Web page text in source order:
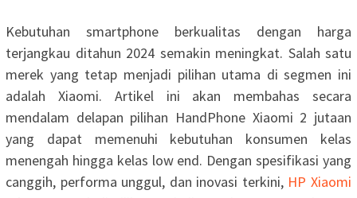
Kebutuhan smartphone berkualitas dengan harga
terjangkau ditahun 2024 semakin meningkat. Salah satu
merek yang tetap menjadi pilihan utama di segmen ini
adalah Xiaomi. Artikel ini akan membahas secara
mendalam delapan pilihan HandPhone Xiaomi 2 jutaan
yang dapat memenuhi kebutuhan konsumen kelas
menengah hingga kelas low end. Dengan spesifikasi yang
canggih, performa unggul, dan inovasi terkini, HP Xiaomi